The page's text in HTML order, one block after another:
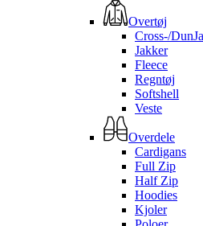
Overtøj
Cross-/
Jakker
Fleece
Regntøj
Softshell
Veste
Overdele
Cardigans
Full Zip
Half Zip
Hoodies
Kjoler